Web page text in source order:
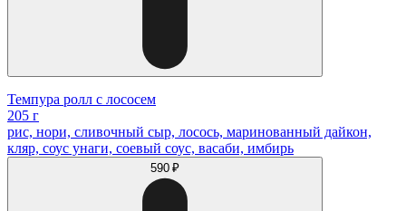
Темпура ролл с лососем
205 г
рис, нори, сливочный сыр, лосось, маринованный дайкон,
кляр, соус унаги, соевый соус, васаби, имбирь
590 ₽